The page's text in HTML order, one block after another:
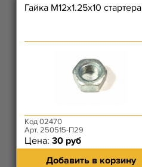
Гайка М12х1.25х10 стартера
Код 02470
Арт. 250515-П29
Цена: 30 руб
Добавить в корзину